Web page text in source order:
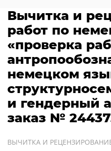
Вычитка и
работ по
«проверка
немецком
и гендерный
заказ №
ВЫЧИТКА И